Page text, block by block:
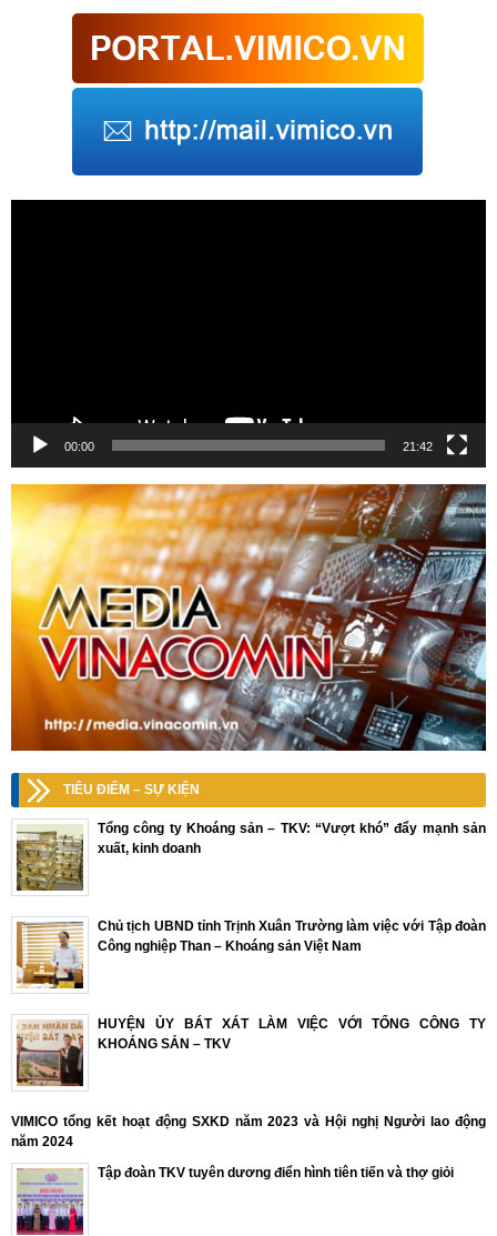
00:00 21:42
TIÊU ĐIỂM – SỰ KIỆN
Tổng công ty Khoáng sản – TKV: “Vượt khó” đẩy mạnh sản
xuất, kinh doanh
Chủ tịch UBND tỉnh Trịnh Xuân Trường làm việc với Tập đoàn
Công nghiệp Than – Khoáng sản Việt Nam
HUYỆN ỦY BÁT XÁT LÀM VIỆC VỚI TỔNG CÔNG TY
KHOÁNG SẢN – TKV
VIMICO tổng kết hoạt động SXKD năm 2023 và Hội nghị Người lao động
năm 2024
Tập đoàn TKV tuyên dương điển hình tiên tiến và thợ giỏi